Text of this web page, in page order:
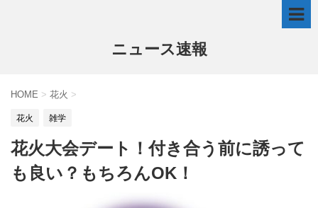
ニュース速報
HOME > 花火 >
花火 雑学
花火大会デート！付き合う前に誘って
も良い？もちろんOK！